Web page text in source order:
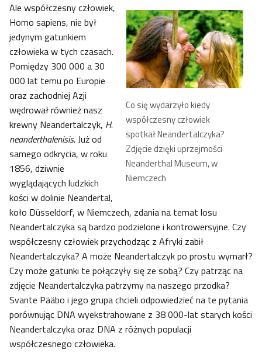
Co się wydarzyło kiedy
współczesny człowiek
spotkał Neandertalczyka?
Zdjęcie dzięki uprzejmości
Neanderthal Museum, w
Niemczech
Ale współczesny człowiek,
Homo sapiens, nie był
jedynym gatunkiem
człowieka w tych czasach.
Pomiędzy 300 000 a 30
000 lat temu po Europie
oraz zachodniej Azji
wędrował również nasz
krewny Neandertalczyk, H.
neanderthalenisis. Już od
samego odkrycia, w roku
1856, dziwnie
wyglądających ludzkich
kości w dolinie Neandertal,
koło Düsseldorf, w Niemczech, zdania na temat losu
Neandertalczyka są bardzo podzielone i kontrowersyjne. Czy
współczesny człowiek przychodząc z Afryki zabił
Neandertalczyka? A może Neandertalczyk po prostu wymarł?
Czy może gatunki te połączyły się ze sobą? Czy patrząc na
zdjęcie Neandertalczyka patrzymy na naszego przodka?
Svante Pääbo i jego grupa chcieli odpowiedzieć na te pytania
porównując DNA wyekstrahowane z 38 000-lat starych kości
Neandertalczyka oraz DNA z różnych populacji
współczesnego człowieka.